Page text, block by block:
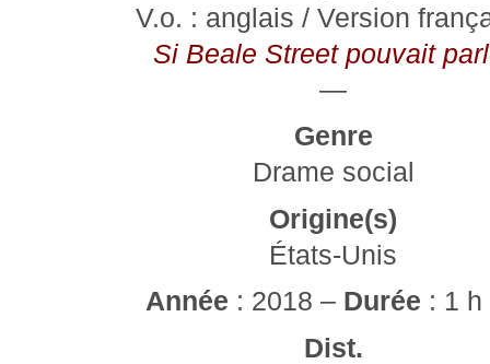
V.o. : anglais / Version
Si Beale Street pouvait
—
Genre
Drame social
Origine(s)
États-Unis
Année : 2018 – Durée : 1 h
Dist.